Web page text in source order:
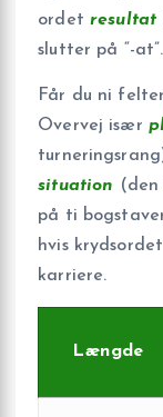
ordet resultat
slutter på “-at”.
Får du ni
Overvej især
situation
på ti
hvis
karriere.
Længde